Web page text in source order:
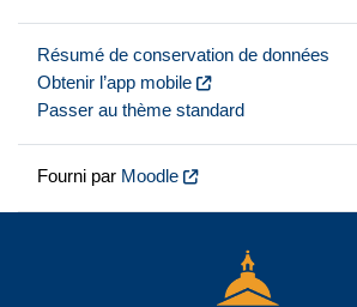
Résumé de conservation de données
Obtenir l’app mobile
Passer au thème standard
Fourni par Moodle